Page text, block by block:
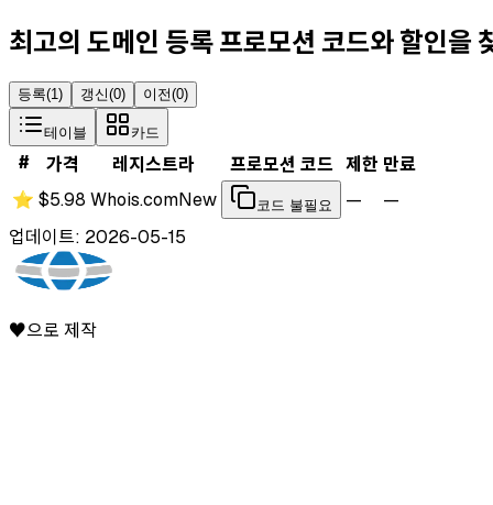
최고의 도메인 등록 프로모션 코드와 할인을
등록(1) 갱신(0) 이전(0)
테이블 카드
# 가격 레지스트라 프로모션 코드 제한 만료
⭐ $5.98 Whois.comNew 코드 불필요 —
—
업데이트: 2026-05-15
♥으로 제작